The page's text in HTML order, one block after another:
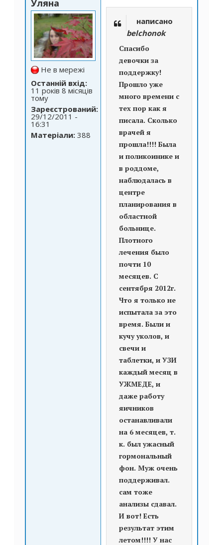
Уляна
Не в мережі
Останній вхід:
11 років 8 місяців
тому
Зареєстрований:
29/12/2011 -
16:31
Матеріали: 388
написано
belchonok
Спасибо
девочки за
поддержку!
Прошло уже
много времени с
тех пор как я
писала. Сколько
врачей я
прошла!!!! Была
и поликоинике и
в роддоме,
наблюдалась в
центре
планирования в
областной
больнице.
Плотного
лечения было
почти 10
месяцев. С
сентября 2012г.
Что я только не
испытала за это
время. Были и
кучу уколов, и
свечи и
таблетки, и УЗИ
каждый месяц в
УЖМЕДЕ, и
даже работу
яичников
останавливали
на 6 месяцев, т.
к. был ужасный
гормональный
фон. Муж очень
поддерживал.
сам тоже
анализы сдавал.
И вот! Есть
результат этим
летом!!!! У нас